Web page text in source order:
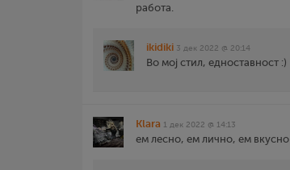
работа.
ikidiki 3 дек 2022 @ 20:14
Во мој стил, едноставност :)
Klara 1 дек 2022 @ 14:13
ем лесно, ем лично, ем вкусно